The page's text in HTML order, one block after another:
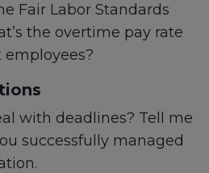
Fair Labor Standards
the overtime pay rate
with deadlines? Tell me
successfully managed